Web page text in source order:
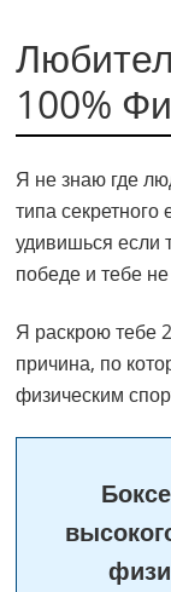
100%
Я не знаю где
типа
удивишься если
победе и тебе
Я раскрою тебе
причина, по
физическим